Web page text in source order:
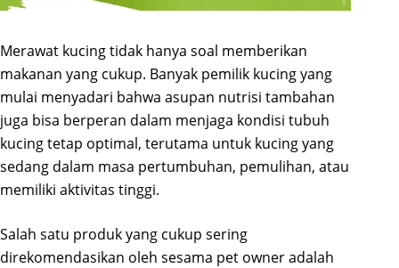
Merawat kucing tidak hanya soal memberikan
makanan yang cukup. Banyak pemilik kucing yang
mulai menyadari bahwa asupan nutrisi tambahan
juga bisa berperan dalam menjaga kondisi tubuh
kucing tetap optimal, terutama untuk kucing yang
sedang dalam masa pertumbuhan, pemulihan, atau
memiliki aktivitas tinggi.
Salah satu produk yang cukup sering
direkomendasikan oleh sesama pet owner adalah